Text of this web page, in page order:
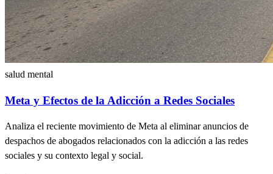
salud mental
Meta y Efectos de la Adicción a Redes Sociales
Analiza el reciente movimiento de Meta al eliminar anuncios de
despachos de abogados relacionados con la adicción a las redes
sociales y su contexto legal y social.